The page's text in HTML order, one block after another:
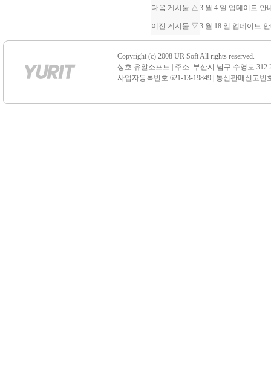
다음 게시물 △ 3 월 4 일 업데이트 안
이전 게시물 ▽ 3 월 18 일 업데이트
Copyright (c) 2008 UR Soft All rights reserved.
상호:유알소프트 | 주소: 부산시 남구 수영로 312
사업자등록번호:621-13-19849 | 통신판매신고번